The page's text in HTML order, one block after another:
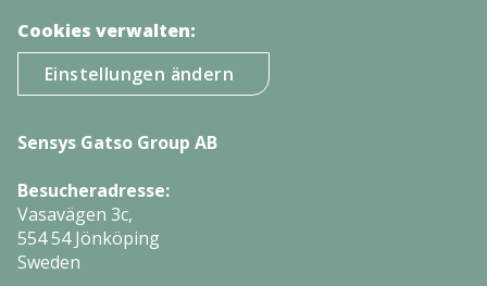
Cookies verwalten:
Einstellungen ändern
Sensys Gatso Group AB
Besucheradresse:
Vasavägen 3c,
554 54 Jönköping
Sweden